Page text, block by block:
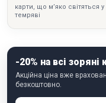
карти, що м’яко світяться у
темряві
-20% на всі зоряні
Акційна ціна вже
безкоштовно.